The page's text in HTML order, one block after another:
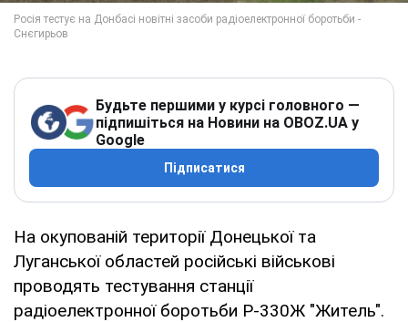
Будьте першими у курсі головного —
підпишіться на Новини на OBOZ.UA у
Google
Підписатися
На окупованій території Донецької та
Луганської областей російські військові
проводять тестування станції
радіоелектронної боротьби Р-330Ж "Житель".